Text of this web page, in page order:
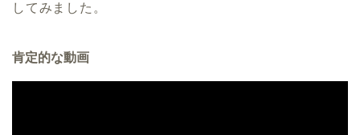
してみました。
肯定的な動画